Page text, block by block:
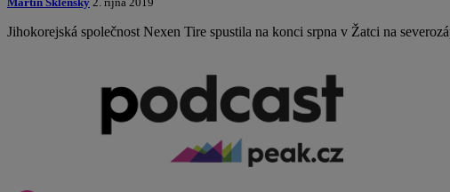
Jihokorejská společnost Nexen Tire spustila na konci srpna v Žatci na